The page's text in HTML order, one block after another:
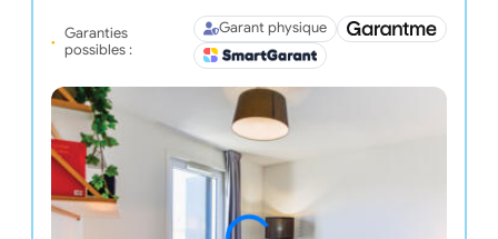
Garanties
possibles :
Garant physique